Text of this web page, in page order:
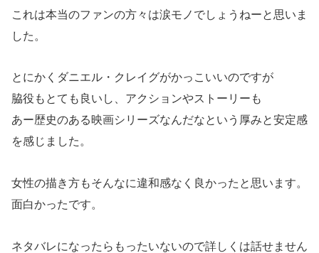
これは本当のファンの方々は涙モノでしょうねーと思いま
した。
とにかくダニエル・クレイグがかっこいいのですが
脇役もとても良いし、アクションやストーリーも
あー歴史のある映画シリーズなんだなという厚みと安定感
を感じました。
女性の描き方もそんなに違和感なく良かったと思います。
面白かったです。
ネタバレになったらもったいないので詳しくは話せません